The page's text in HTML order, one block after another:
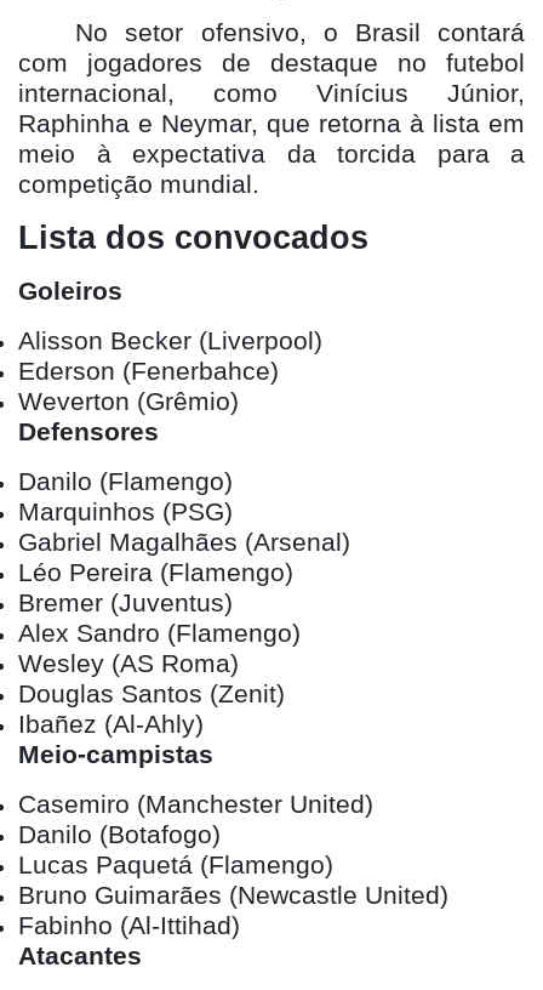
No setor ofensivo, o Brasil contará
com jogadores de destaque no futebol
internacional, como Vinícius Júnior,
Raphinha e Neymar, que retorna à lista em
meio à expectativa da torcida para a
competição mundial.
Lista dos convocados
Goleiros
Alisson Becker (Liverpool)
Ederson (Fenerbahce)
Weverton (Grêmio)
Defensores
Danilo (Flamengo)
Marquinhos (PSG)
Gabriel Magalhães (Arsenal)
Léo Pereira (Flamengo)
Bremer (Juventus)
Alex Sandro (Flamengo)
Wesley (AS Roma)
Douglas Santos (Zenit)
Ibañez (Al-Ahly)
Meio-campistas
Casemiro (Manchester United)
Danilo (Botafogo)
Lucas Paquetá (Flamengo)
Bruno Guimarães (Newcastle United)
Fabinho (Al-Ittihad)
Atacantes